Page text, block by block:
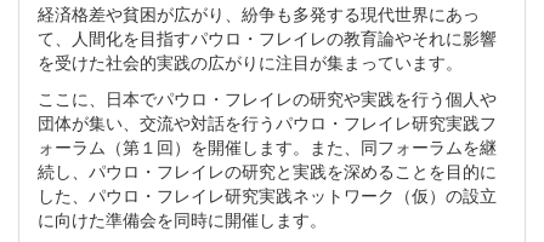
経済格差や貧困が広がり、紛争も多発する現代世界にあっ
て、⼈間化を⽬指すパウロ・フレイレの教育論やそれに影響
を受けた社会的実践の広がりに注⽬が集まっています。
ここに、⽇本でパウロ・フレイレの研究や実践を⾏う個⼈や
団体が集い、交流や対話を⾏うパウロ・フレイレ研究実践フ
ォーラム（第１回）を開催します。また、同フォーラムを継
続し、パウロ・フレイレの研究と実践を深めることを⽬的に
した、パウロ・フレイレ研究実践ネットワーク（仮）の設⽴
に向けた準備会を同時に開催します。